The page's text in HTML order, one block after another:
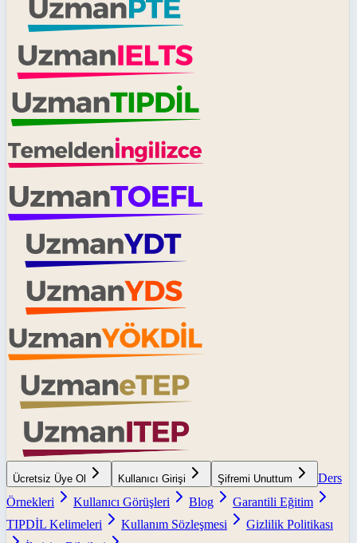
Ücretsiz Üye Ol Kullanıcı Girişi Şifremi Unuttum
Ders
Örnekleri
Kullanıcı Görüşleri Blog
Garantili Eğitim
TIPDİL Kelimeleri
Kullanım Sözleşmesi
Gizlilik Politikası